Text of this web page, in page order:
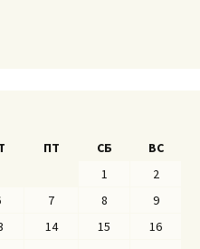
ПТ СБ
ВС
1
2
7 8
9
14 15
16